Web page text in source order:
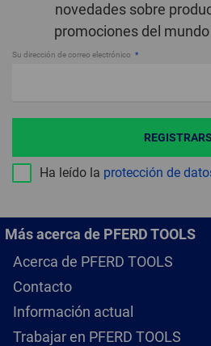
novedades sobre
promociones del mundo
Su dirección de correo electrónico
Ha leído la protección de
Más acerca de PFERD TOOLS
Acerca de PFERD TOOLS
Contacto
Información actual
Trabajar en PFERD TOOLS